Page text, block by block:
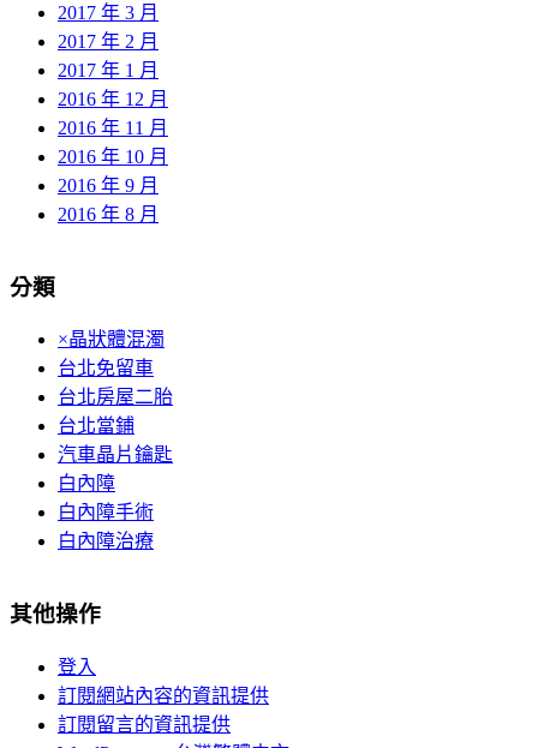
2017 年 3 月
2017 年 2 月
2017 年 1 月
2016 年 12 月
2016 年 11 月
2016 年 10 月
2016 年 9 月
2016 年 8 月
分類
×晶狀體混濁
台北免留車
台北房屋二胎
台北當鋪
汽車晶片鑰匙
白內障
白內障手術
白內障治療
其他操作
登入
訂閱網站內容的資訊提供
訂閱留言的資訊提供